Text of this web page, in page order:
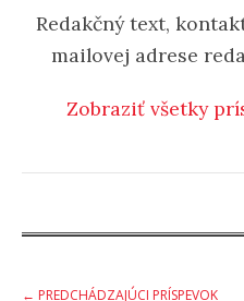
Redakčný text,
mailovej adrese
Zobraziť všetky
← PREDCHÁDZAJÚCI PRÍSPEVOK